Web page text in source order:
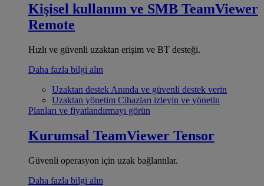
Kişisel kullanım ve SMB TeamViewer
Remote
Hızlı ve güvenli uzaktan erişim ve BT desteği.
Daha fazla bilgi alın
Uzaktan destek Anında ve güvenli destek verin
Uzaktan yönetim Cihazları izleyin ve yönetin
Planları ve fiyatlandırmayı görün
Kurumsal TeamViewer Tensor
Güvenli operasyon için uzak bağlantılar.
Daha fazla bilgi alın